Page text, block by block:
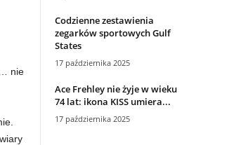
nie
Codzienne zestawienia
zegarków sportowych Gulf
States
17 października 2025
Ace Frehley nie żyje w wieku
74 lat: ikona KISS umiera...
17 października 2025